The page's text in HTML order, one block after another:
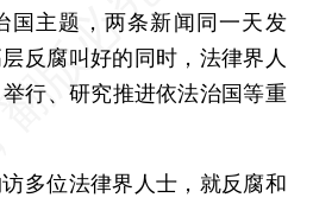
国主题，两条新闻同一天发
反腐叫好的同时，法律界人
行、研究推进依法治国等重
位法律界人士，就反腐和